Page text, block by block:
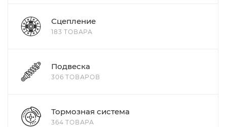
Сцепление
183 ТОВАРА
Подвеска
306 ТОВАРОВ
Тормозная система
364 ТОВАРА